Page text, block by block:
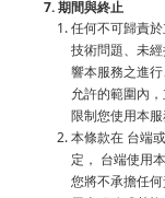
7. 期間與終止
任何不可歸責
技術問題、未
響本服務之進
允許的範圍內
限制您使用本服
本條款在 台端
定， 台端使用
您將不承擔任